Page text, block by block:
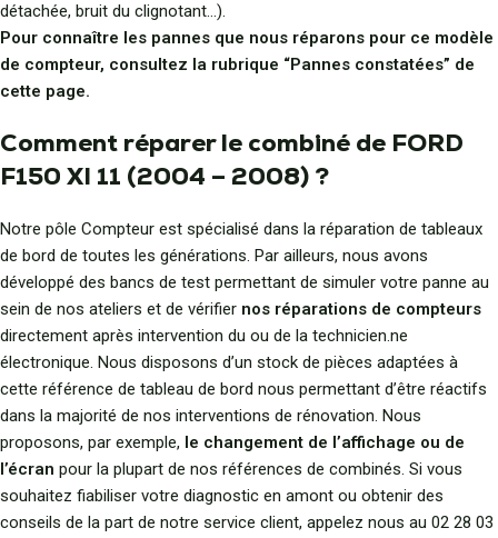
détachée, bruit du clignotant…).
Pour connaître les pannes que nous réparons pour ce modèle
de compteur, consultez la rubrique “Pannes constatées” de
cette page.
Comment réparer le combiné de FORD
F150 XI 11 (2004 – 2008) ?
Notre pôle Compteur est spécialisé dans la réparation de tableaux
de bord de toutes les générations. Par ailleurs, nous avons
développé des bancs de test permettant de simuler votre panne au
sein de nos ateliers et de vérifier nos réparations de compteurs
directement après intervention du ou de la technicien.ne
électronique. Nous disposons d’un stock de pièces adaptées à
cette référence de tableau de bord nous permettant d’être réactifs
dans la majorité de nos interventions de rénovation. Nous
proposons, par exemple, le changement de l’affichage ou de
l’écran pour la plupart de nos références de combinés. Si vous
souhaitez fiabiliser votre diagnostic en amont ou obtenir des
conseils de la part de notre service client, appelez nous au 02 28 03